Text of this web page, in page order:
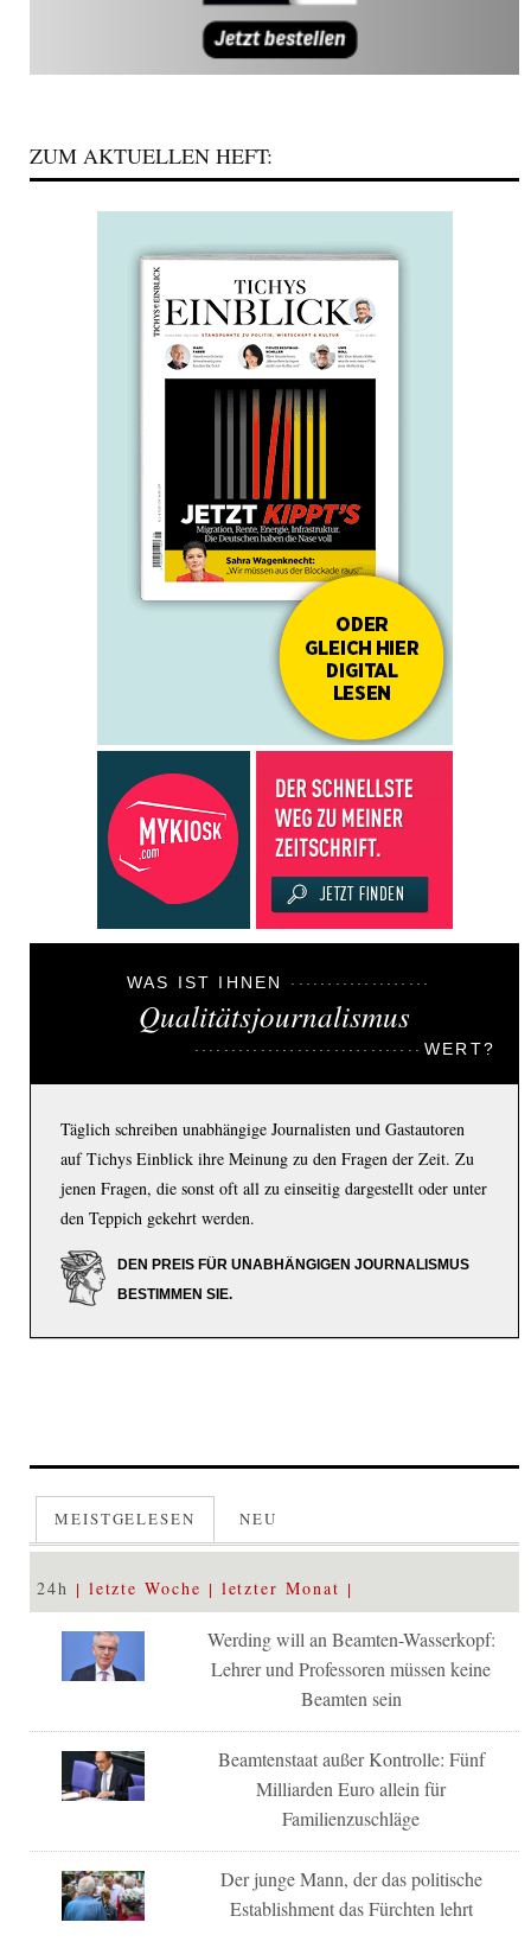
ZUM AKTUELLEN HEFT:
WAS IST IHNEN
Qualitätsjournalismus
WERT?
Täglich schreiben unabhängige Journalisten und Gastautoren
auf Tichys Einblick ihre Meinung zu den Fragen der Zeit. Zu
jenen Fragen, die sonst oft all zu einseitig dargestellt oder unter
den Teppich gekehrt werden.
DEN PREIS FÜR UNABHÄNGIGEN JOURNALISMUS
BESTIMMEN SIE.
MEISTGELESEN NEU
24h letzte Woche letzter Monat
Werding will an Beamten-Wasserkopf:
Lehrer und Professoren müssen keine
Beamten sein
Beamtenstaat außer Kontrolle: Fünf
Milliarden Euro allein für
Familienzuschläge
Der junge Mann, der das politische
Establishment das Fürchten lehrt